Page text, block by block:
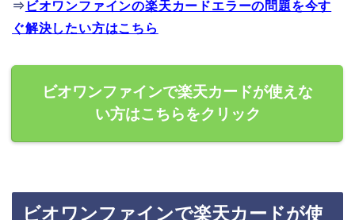
⇒ ビオワンファインの楽天カードエラーの問題を今す
ぐ解決したい方はこちら
ビオワンファインで楽天カードが使えな
い方はこちらをクリック
ビオワンファインで楽天カードが使